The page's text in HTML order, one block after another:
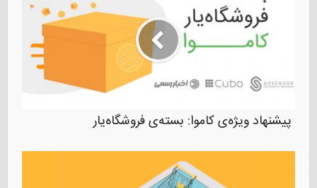
پیشنهاد ویژه‌ی کاموا: بسته‌ی فروشگاه‌یار